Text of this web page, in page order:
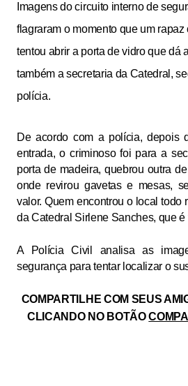
Imagens do circuito interno de
flagraram o momento que um
tentou abrir a porta de vidro que dá
também a secretaria da Catedral,
polícia.
De acordo com a polícia, depois
entrada, o criminoso foi para a
porta de madeira, quebrou outra
onde revirou gavetas e mesas,
valor. Quem encontrou o local todo
da Catedral Sirlene Sanches, que
A Polícia Civil analisa as
segurança para tentar localizar o
COMPARTILHE COM SEUS
CLICANDO NO BOTÃO